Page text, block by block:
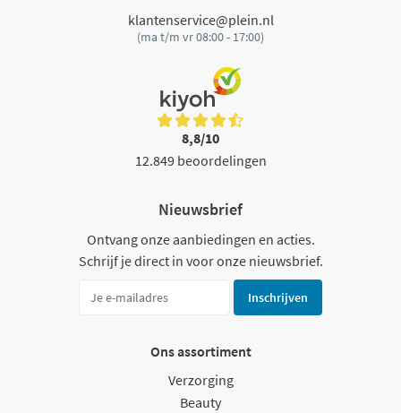
klantenservice@plein.nl
(ma t/m vr 08:00 - 17:00)
8,8/10
12.849 beoordelingen
Nieuwsbrief
Ontvang onze aanbiedingen en acties.
Schrijf je direct in voor onze nieuwsbrief.
Inschrijven
Ons assortiment
Verzorging
Beauty